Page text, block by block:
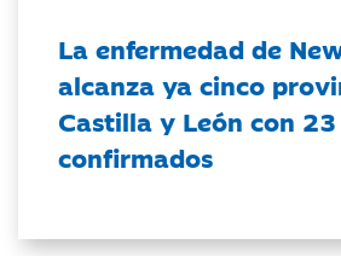
La enfermedad de
alcanza ya cinco
Castilla y León con
confirmados